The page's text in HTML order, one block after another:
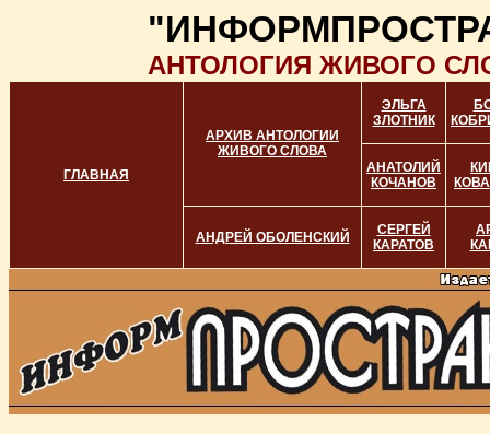
АНТОЛОГИЯ ЖИВОГО
ГЛАВНАЯ
АРХИВ АНТОЛОГИИ
ЖИВОГО СЛОВА
ЭЛЬГА
ЗЛОТНИК
АНАТОЛИЙ
КОЧАНОВ
АНДРЕЙ ОБОЛЕНСКИЙ
СЕРГЕЙ
КАРАТОВ